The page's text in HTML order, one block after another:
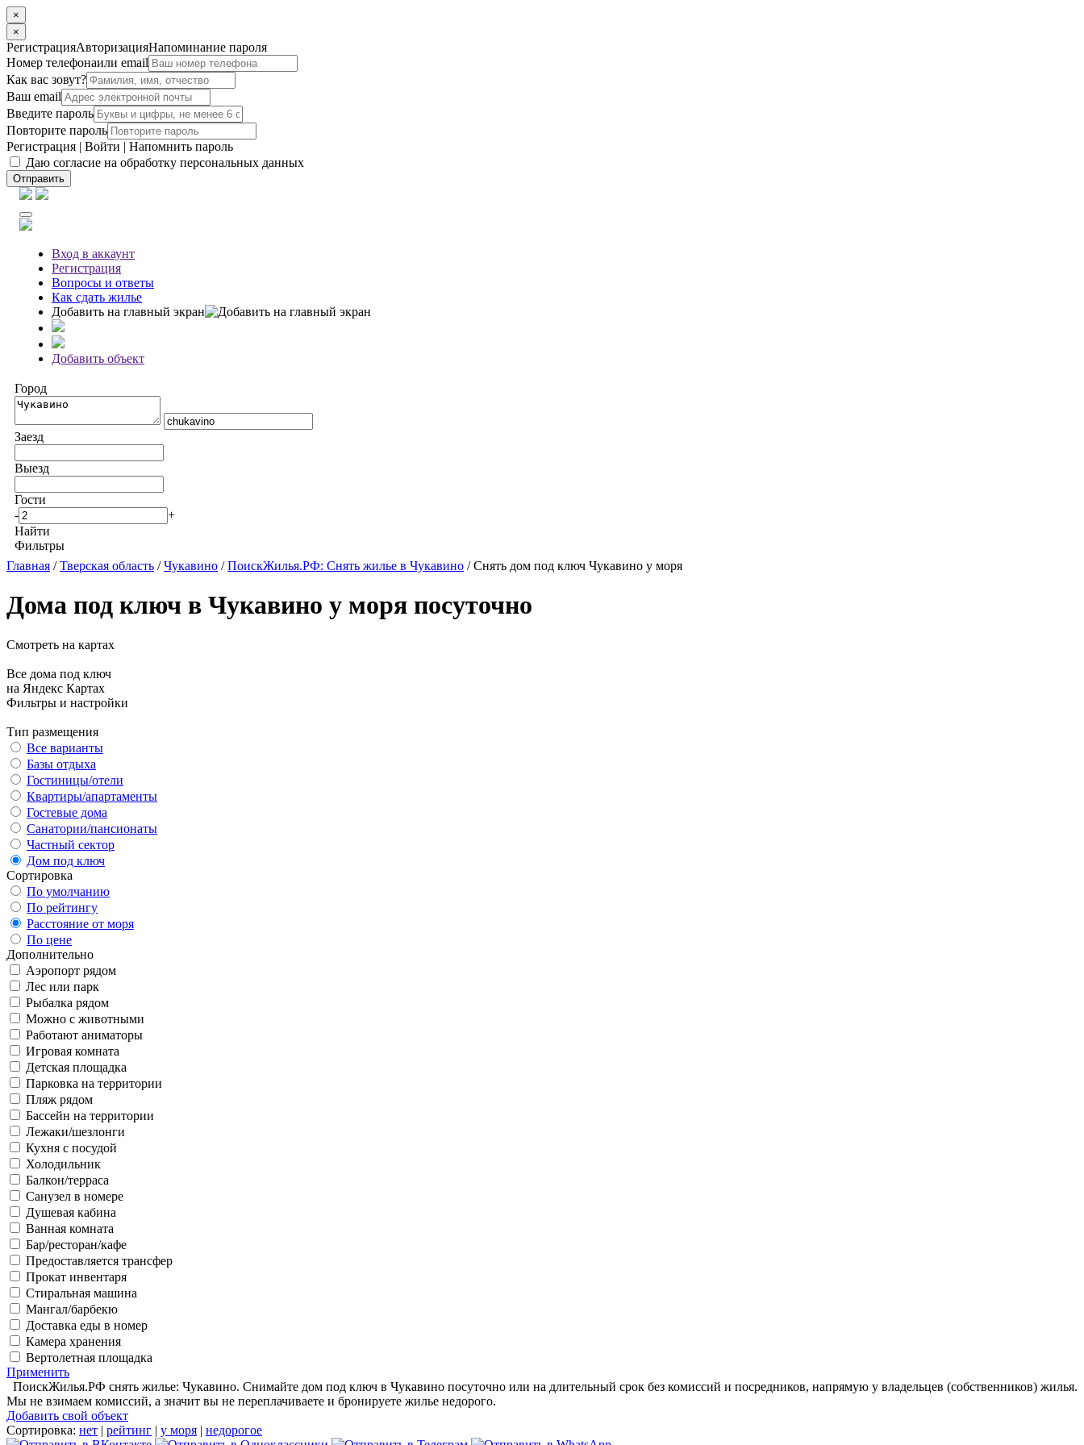
×
×
РегистрацияАвторизацияНапоминание пароля
Номер телефонаили email
Как вас зовут?
Ваш email
Введите пароль
Повторите пароль
Регистрация | Войти | Напомнить пароль
Даю согласие на обработку персональных данных
Отправить
Вход в аккаунт
Регистрация
Вопросы и ответы
Как сдать жилье
Добавить на главный экран
Добавить объект
Город
Заезд
Выезд
Гости
-
+
Найти
Фильтры
Главная /Тверская область /Чукавино /ПоискЖилья.РФ: Снять жилье в Чукавино / Снять дом под ключ Чукавино у моря
Дома под ключ в Чукавино у моря посуточно
Смотреть на картах
Все дома под ключ
на Яндекс Картах
Фильтры и настройки
Тип размещения
Все варианты
Базы отдыха
Гостиницы/отели
Квартиры/апартаменты
Гостевые дома
Санатории/пансионаты
Частный сектор
Дом под ключ
Сортировка
По умолчанию
По рейтингу
Расстояние от моря
По цене
Дополнительно
Аэропорт рядом
Лес или парк
Рыбалка рядом
Можно с животными
Работают аниматоры
Игровая комната
Детская площадка
Парковка на территории
Пляж рядом
Бассейн на территории
Лежаки/шезлонги
Кухня с посудой
Холодильник
Балкон/терраса
Санузел в номере
Душевая кабина
Ванная комната
Бар/ресторан/кафе
Предоставляется трансфер
Прокат инвентаря
Стиральная машина
Мангал/барбекю
Доставка еды в номер
Камера хранения
Вертолетная площадка
Применить
ПоискЖилья.РФ снять жилье: Чукавино. Снимайте дом под ключ в Чукавино посуточно или на длительный срок без комиссий и посредников, напрямую у владельцев (собственников) жилья.
Мы не взимаем комиссий, а значит вы не переплачиваете и бронируете жилье недорого.
Добавить свой объект
Сортировка: нет | рейтинг | у моря | недорогое